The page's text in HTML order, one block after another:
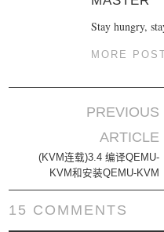
Stay hungry,
MORE
Post navigation
PREVIOUS
ARTICLE
(KVM连载)3.4 编译QEMU-
KVM和安装QEMU-KVM
15 COMMENTS